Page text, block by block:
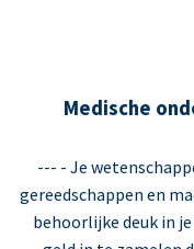
Medische
--- - Je
gereedschappen en
behoorlijke deuk in